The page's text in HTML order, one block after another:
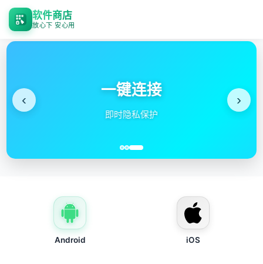
软件商店
放心下 安心用
一键连接
即时隐私保护
‹ ›
Android iOS